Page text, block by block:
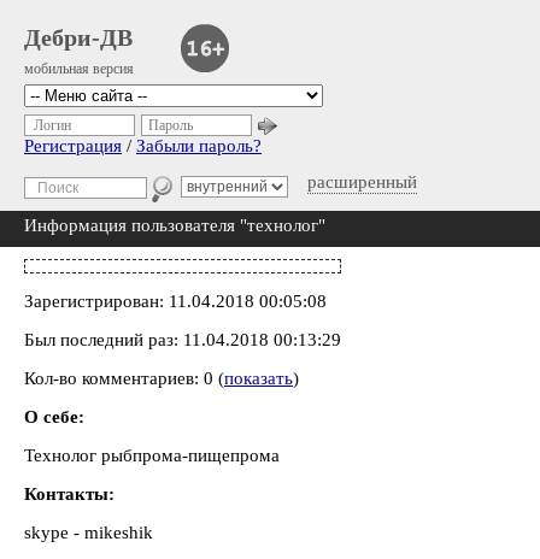
Дебри-ДВ
мобильная версия
расширенный
Логин Пароль
Регистрация / Забыли пароль?
Информация пользователя "технолог"
Зарегистрирован: 11.04.2018 00:05:08
Был последний раз: 11.04.2018 00:13:29
Кол-во комментариев: 0 (показать)
О себе:
Технолог рыбпрома-пищепрома
Контакты:
skype - mikeshik